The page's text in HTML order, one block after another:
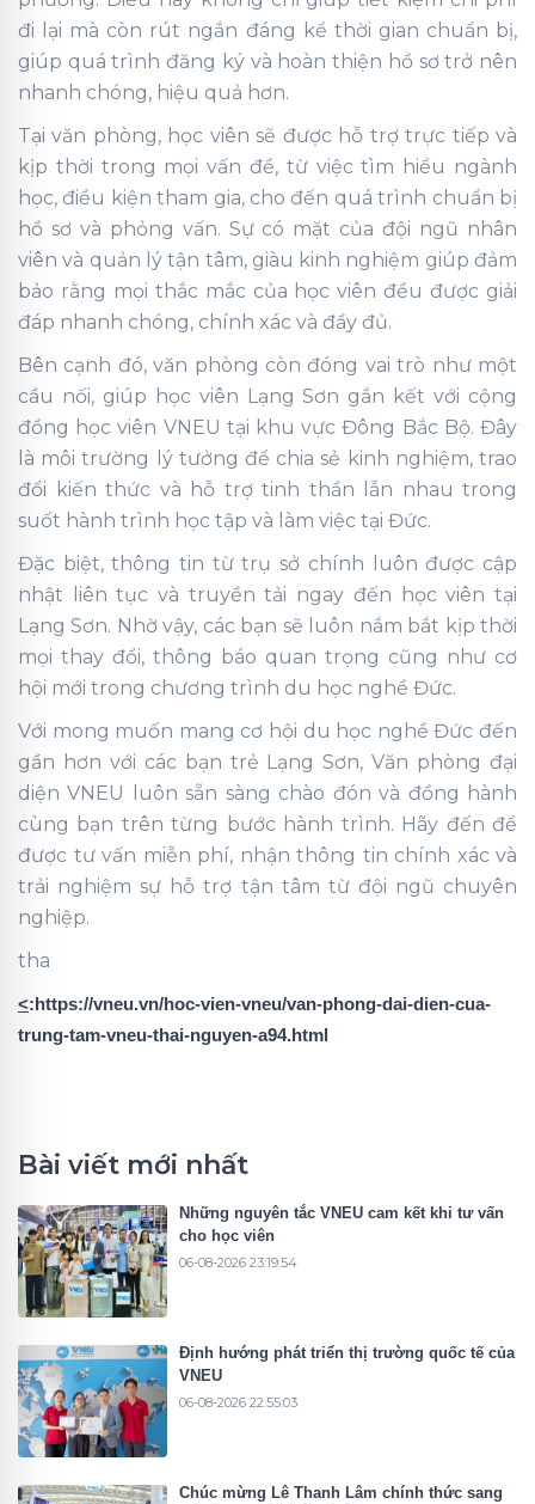
đi lại mà còn rút ngắn đáng kể thời gian chuẩn bị,
giúp quá trình đăng ký và hoàn thiện hồ sơ trở nên
nhanh chóng, hiệu quả hơn.
Tại văn phòng, học viên sẽ được hỗ trợ trực tiếp và
kịp thời trong mọi vấn đề, từ việc tìm hiểu ngành
học, điều kiện tham gia, cho đến quá trình chuẩn bị
hồ sơ và phỏng vấn. Sự có mặt của đội ngũ nhân
viên và quản lý tận tâm, giàu kinh nghiệm giúp đảm
bảo rằng mọi thắc mắc của học viên đều được giải
đáp nhanh chóng, chính xác và đầy đủ.
Bên cạnh đó, văn phòng còn đóng vai trò như một
cầu nối, giúp học viên Lạng Sơn gắn kết với cộng
đồng học viên VNEU tại khu vực Đông Bắc Bộ. Đây
là môi trường lý tưởng để chia sẻ kinh nghiệm, trao
đổi kiến thức và hỗ trợ tinh thần lẫn nhau trong
suốt hành trình học tập và làm việc tại Đức.
Đặc biệt, thông tin từ trụ sở chính luôn được cập
nhật liên tục và truyền tải ngay đến học viên tại
Lạng Sơn. Nhờ vậy, các bạn sẽ luôn nắm bắt kịp thời
mọi thay đổi, thông báo quan trọng cũng như cơ
hội mới trong chương trình du học nghề Đức.
Với mong muốn mang cơ hội du học nghề Đức đến
gần hơn với các bạn trẻ Lạng Sơn, Văn phòng đại
diện VNEU luôn sẵn sàng chào đón và đồng hành
cùng bạn trên từng bước hành trình. Hãy đến để
được tư vấn miễn phí, nhận thông tin chính xác và
trải nghiệm sự hỗ trợ tận tâm từ đội ngũ chuyên
nghiệp.
tha
<:https://vneu.vn/hoc-vien-vneu/van-phong-dai-dien-cua-
trung-tam-vneu-thai-nguyen-a94.html
Bài viết mới nhất
Những nguyên tắc VNEU cam kết khi tư vấn
cho học viên
06-08-2026 23:19:54
Định hướng phát triển thị trường quốc tế của
VNEU
06-08-2026 22:55:03
Chúc mừng Lê Thanh Lâm chính thức sang